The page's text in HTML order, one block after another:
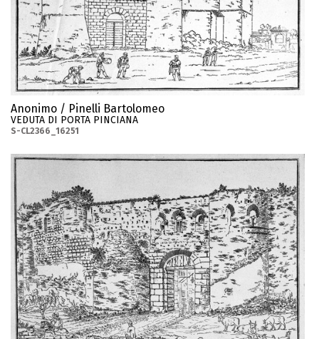
Anonimo / Pinelli Bartolomeo
VEDUTA DI PORTA PINCIANA
S-CL2366_16251